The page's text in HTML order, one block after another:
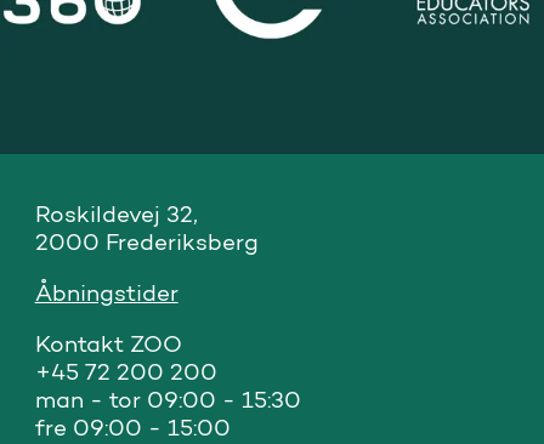
Roskildevej 32,
2000 Frederiksberg
Åbningstider
Kontakt ZOO
+45 72 200 200
man - tor 09:00 - 15:30
fre 09:00 - 15:00